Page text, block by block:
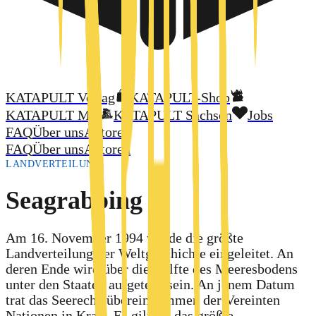
KATAPULT Verlag
KATAPULT-Shop
KATAPULT MV
KATAPULT Sachsen
Jobs
FAQÜber unsAutoren
FAQÜber unsAutoren
LANDVERTEILUNG
Seagrabbing
Am 16. November 1994 wurde die größte
Landverteilung der Weltgeschichte eingeleitet. An
deren Ende wird über die Hälfte des Meeresbodens
unter den Staaten aufgeteilt sein. An jenem Datum
trat das Seerechtsübereinkommen der Vereinten